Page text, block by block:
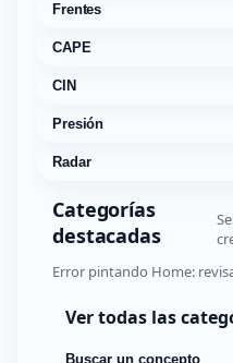
Frentes
CAPE
CIN
Presión
Radar
Categorías
destacadas
Error pintando Home:
Ver todas las
Buscar un concepto